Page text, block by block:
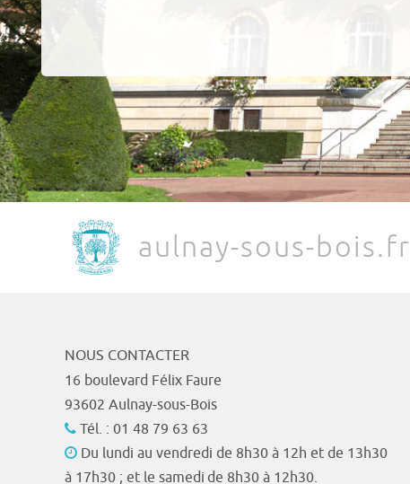
aulnay-sous-bois.fr
NOUS CONTACTER
16 boulevard Félix Faure
93602 Aulnay-sous-Bois
Tél. : 01 48 79 63 63
Du lundi au vendredi de 8h30 à 12h et de 13h30
à 17h30 ; et le samedi de 8h30 à 12h30.